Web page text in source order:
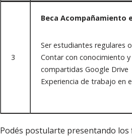
3
Beca Acompañamiento
Ser estudiantes regulares
Contar con conocimiento
compartidas Google Drive
Experiencia de trabajo en
Podés postularte presentando